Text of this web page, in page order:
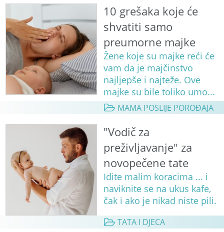
10 grešaka koje će
shvatiti samo
preumorne majke
Žene koje su majke reći će
vam da je majčinstvo
najljepše i najteže. Ove
majke su bile toliko umo...
MAMA POSLIJE POROĐAJA
"Vodič za
preživljavanje" za
novopečene tate
Idite malim koracima ... i
naviknite se na ukus kafe,
čak i ako je nikad niste pili.
TATA I DJECA